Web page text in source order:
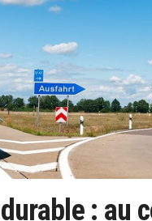
: au